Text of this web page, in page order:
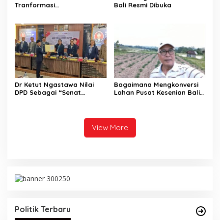
Tranformasi
Bali Resmi Dibuka
Dr Ketut Ngastawa Nilai
DPD Sebagai “Senat
Bagaimana Mengkonversi
Lahan Pusat Kesenian Bali
View More
Politik Terbaru